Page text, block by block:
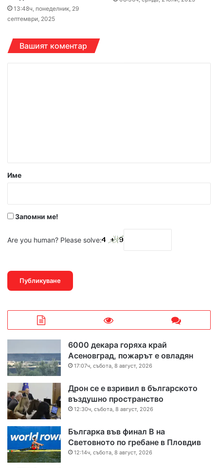
13:48ч, понеделник, 29
септември, 2025
Вашият коментар
р
Име
Запомни ме!
Are you human? Please solve:
6000 декара горяха край
Асеновград, пожарът е овладян
17:07ч, събота, 8 август, 2026
Дрон се е взривил в българското
въздушно пространство
12:30ч, събота, 8 август, 2026
Българка във финал B на
Световното по гребане в Пловдив
12:14ч, събота, 8 август, 2026